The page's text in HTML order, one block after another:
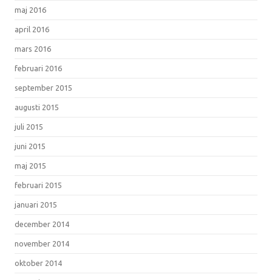
maj 2016
april 2016
mars 2016
februari 2016
september 2015
augusti 2015
juli 2015
juni 2015
maj 2015
februari 2015
januari 2015
december 2014
november 2014
oktober 2014